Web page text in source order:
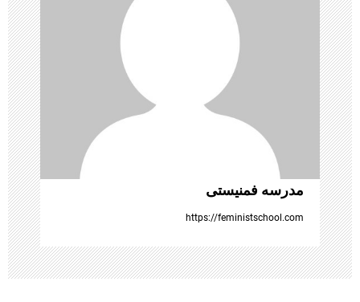
ش
ت
ه‌
ه
ا
مدرسه فمنیستی
https://feministschool.com